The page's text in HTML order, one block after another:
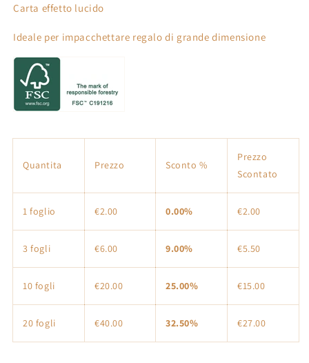
Carta effetto lucido
Ideale per impacchettare regalo di grande dimensione
Quantita Prezzo Sconto %
Prezzo
Scontato
1 foglio €2.00 0.00% €2.00
3 fogli €6.00 9.00% €5.50
10 fogli €20.00 25.00% €15.00
20 fogli €40.00 32.50% €27.00